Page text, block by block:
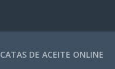
CATAS DE ACEITE ONLINE